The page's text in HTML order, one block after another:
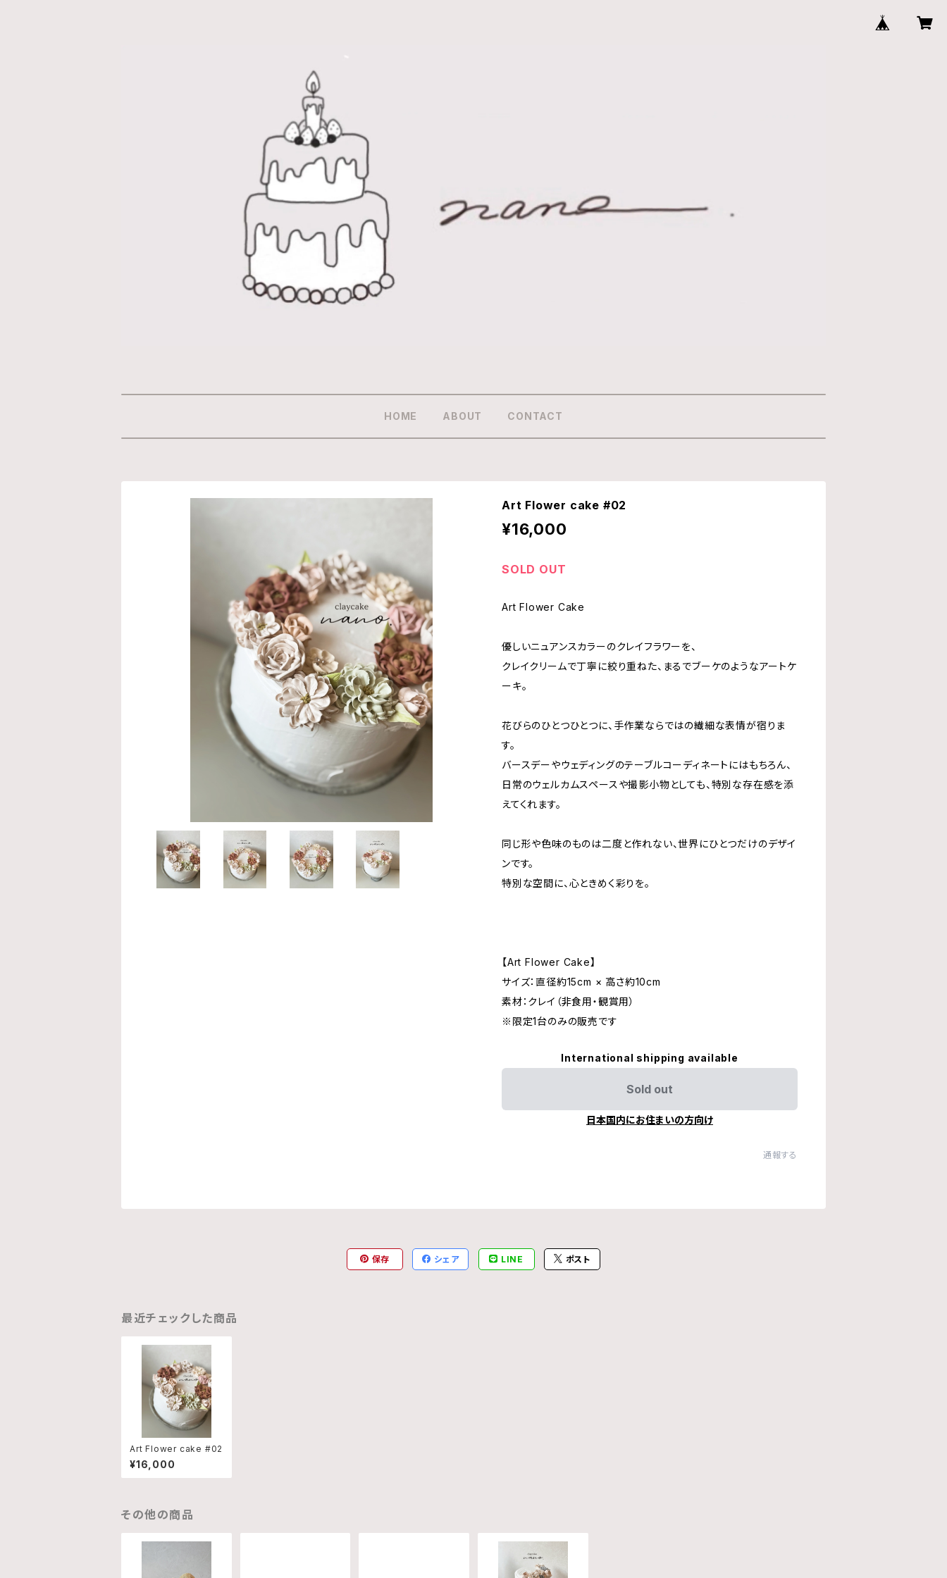
HOME ABOUT CONTACT
Art Flower cake #02
¥16,000
SOLD OUT
Art Flower Cake
優しいニュアンスカラーのクレイフラワーを、
クレイクリームで丁寧に絞り重ねた、まるでブーケのようなアートケ
ーキ。
花びらのひとつひとつに、手作業ならではの繊細な表情が宿りま
す。
バースデーやウェディングのテーブルコーディネートにはもちろん、
日常のウェルカムスペースや撮影小物としても、特別な存在感を添
えてくれます。
同じ形や色味のものは二度と作れない、世界にひとつだけのデザイ
ンです。
特別な空間に、心ときめく彩りを。
【Art Flower Cake】
サイズ：直径約15cm × 高さ約10cm
素材：クレイ（非食用・観賞用）
※限定1台のみの販売です
International shipping available
Sold out
日本国内にお住まいの方向け
通報する
保存 シェア LINE ポスト
最近チェックした商品
Art Flower cake #02
¥16,000
その他の商品